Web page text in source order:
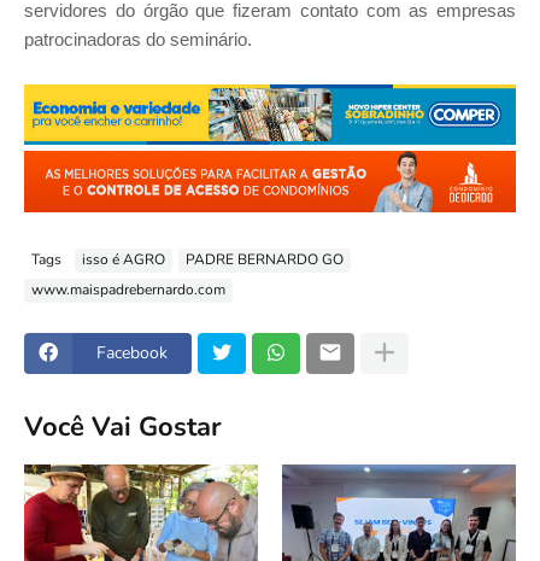
servidores do órgão que fizeram contato com as empresas
patrocinadoras do seminário.
Tags isso é AGRO
PADRE BERNARDO GO
www.maispadrebernardo.com
Facebook
Você Vai Gostar